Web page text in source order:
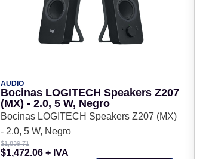
AUDIO
Bocinas LOGITECH Speakers Z207
(MX) - 2.0, 5 W, Negro
Bocinas LOGITECH Speakers Z207 (MX)
- 2.0, 5 W, Negro
$1,839.71
$1,472.06 + IVA